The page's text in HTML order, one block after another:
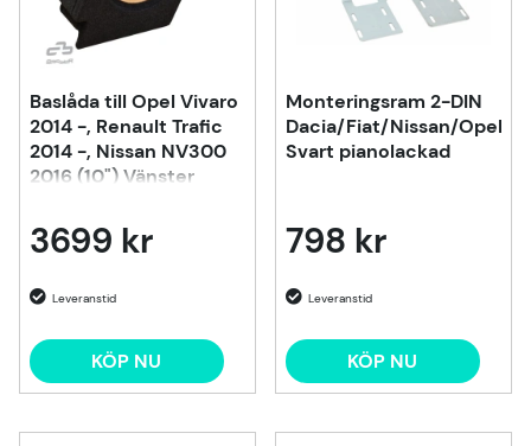
Baslåda till Opel Vivaro
2014 -, Renault Trafic
2014 -, Nissan NV300
2016 (10") Vänster
3699 kr
KÖP NU
Monteringsram 2-DIN
Dacia/Fiat/Nissan/Opel/
Svart pianolackad
798 kr
KÖP NU